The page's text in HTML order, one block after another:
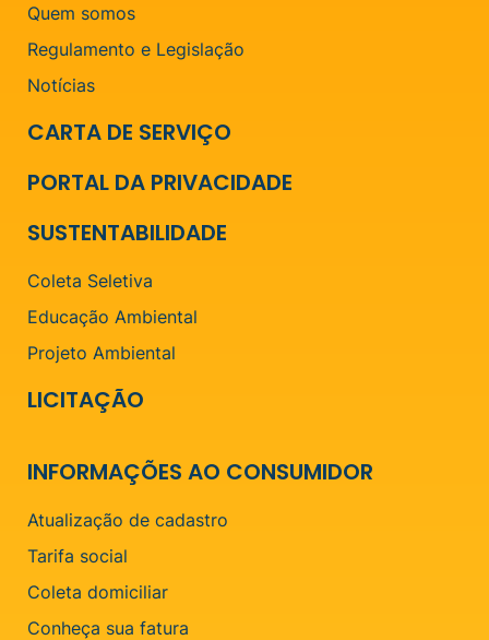
Quem somos
Regulamento e Legislação
Notícias
CARTA DE SERVIÇO
PORTAL DA PRIVACIDADE
SUSTENTABILIDADE
Coleta Seletiva
Educação Ambiental
Projeto Ambiental
LICITAÇÃO
INFORMAÇÕES AO CONSUMIDOR
Atualização de cadastro
Tarifa social
Coleta domiciliar
Conheça sua fatura